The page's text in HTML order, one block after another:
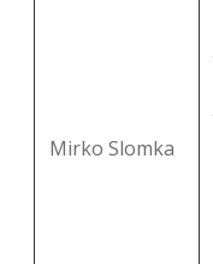
Mirko Slomka